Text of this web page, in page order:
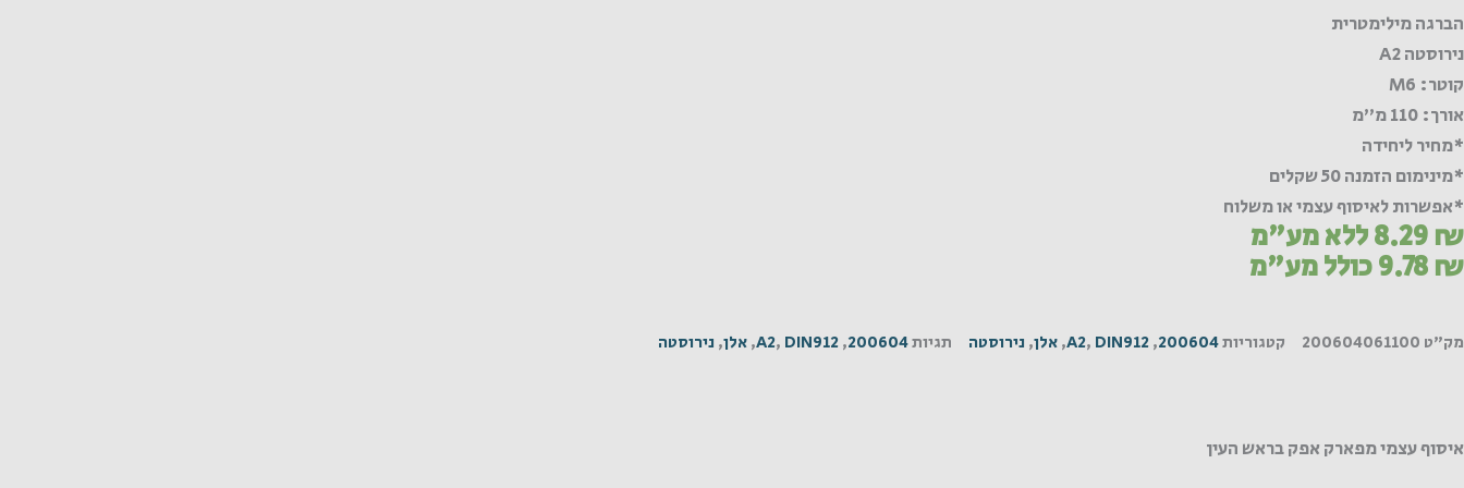
הברגה מילימטרית
נירוסטה A2
קוטר: M6
אורך: 110 מ"מ
*מחיר ליחידה
*מינימום הזמנה 50 שקלים
*אפשרות לאיסוף עצמי או משלוח
8.29₪ ללא מע"מ
9.78₪ כולל מע"מ
מק"ט 200604061100 קטגוריות200604
,
A2, DIN912
,אלן, נירוסטה תגיות200604
,
A2, DIN912
,אלן, נירוסטה
איסוף עצמי מפארק אפק בראש העין